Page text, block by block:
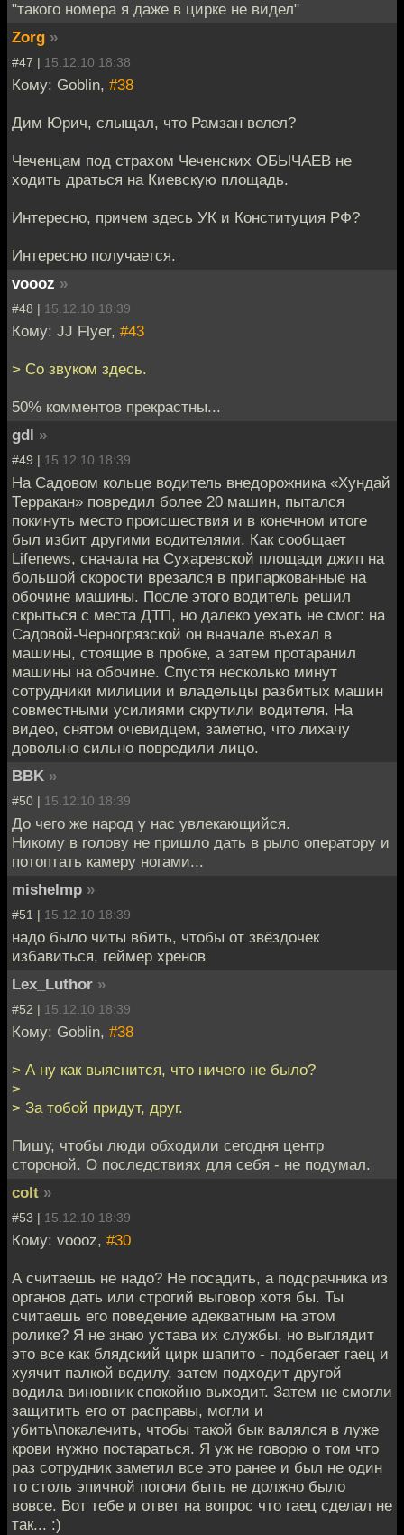
"такого номера я даже в цирке не видел"
Zorg »
#47 | 15.12.10 18:38
Кому: Goblin, #38
Дим Юрич, слыщал, что Рамзан велел?
Чеченцам под страхом Чеченских ОБЫЧАЕВ не
ходить драться на Киевскую площадь.
Интересно, причем здесь УК и Конституция РФ?
Интересно получается.
voooz »
#48 | 15.12.10 18:39
Кому: JJ Flyer, #43
> Со звуком здесь.
50% комментов прекрастны...
gdl »
#49 | 15.12.10 18:39
На Садовом кольце водитель внедорожника «Хундай
Терракан» повредил более 20 машин, пытался
покинуть место происшествия и в конечном итоге
был избит другими водителями. Как сообщает
Lifenews, сначала на Сухаревской площади джип на
большой скорости врезался в припаркованные на
обочине машины. После этого водитель решил
скрыться с места ДТП, но далеко уехать не смог: на
Садовой-Черногрязской он вначале въехал в
машины, стоящие в пробке, а затем протаранил
машины на обочине. Спустя несколько минут
сотрудники милиции и владельцы разбитых машин
совместными усилиями скрутили водителя. На
видео, снятом очевидцем, заметно, что лихачу
довольно сильно повредили лицо.
BBK »
#50 | 15.12.10 18:39
До чего же народ у нас увлекающийся.
Никому в голову не пришло дать в рыло оператору и
потоптать камеру ногами...
mishelmp »
#51 | 15.12.10 18:39
надо было читы вбить, чтобы от звёздочек
избавиться, геймер хренов
Lex_Luthor »
#52 | 15.12.10 18:39
Кому: Goblin, #38
> А ну как выяснится, что ничего не было?
>
> За тобой придут, друг.
Пишу, чтобы люди обходили сегодня центр
стороной. О последствиях для себя - не подумал.
colt »
#53 | 15.12.10 18:39
Кому: voooz, #30
А считаешь не надо? Не посадить, а подсрачника из
органов дать или строгий выговор хотя бы. Ты
считаешь его поведение адекватным на этом
ролике? Я не знаю устава их службы, но выглядит
это все как блядский цирк шапито - подбегает гаец и
хуячит палкой водилу, затем подходит другой
водила виновник спокойно выходит. Затем не смогли
защитить его от расправы, могли и
убить\покалечить, чтобы такой бык валялся в луже
крови нужно постараться. Я уж не говорю о том что
раз сотрудник заметил все это ранее и был не один
то столь эпичной погони быть не должно было
вовсе. Вот тебе и ответ на вопрос что гаец сделал не
так... :)